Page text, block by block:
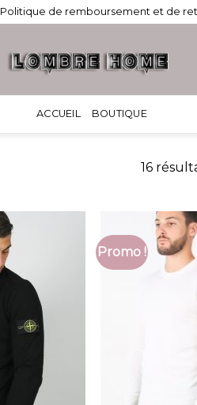
Politique de remboursement et de
ACCUEIL BOUTIQUE
16
Promo !